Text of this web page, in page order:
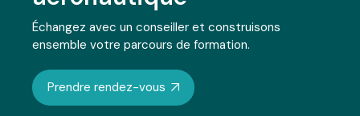
Échangez avec un conseiller et construisons
ensemble votre parcours de formation.
Prendre rendez-vous